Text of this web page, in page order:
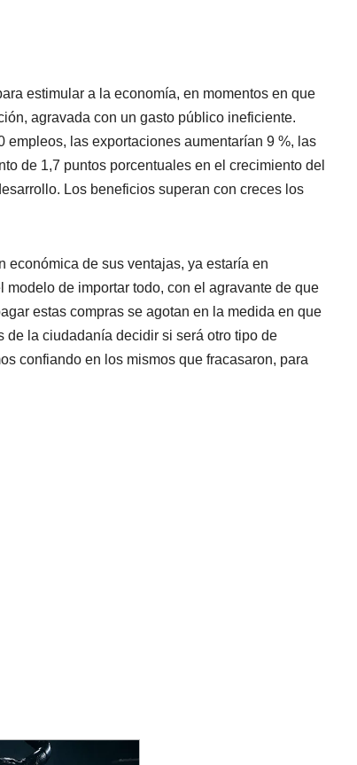
estimular a la economía, en momentos en que
agravada con un gasto público ineficiente.
las exportaciones aumentarían 9 %, las
de 1,7 puntos porcentuales en el crecimiento del
Los beneficios superan con creces los
de sus ventajas, ya estaría en
de importar todo, con el agravante de que
estas compras se agotan en la medida en que
de la ciudadanía decidir si será otro tipo de
confiando en los mismos que fracasaron, para